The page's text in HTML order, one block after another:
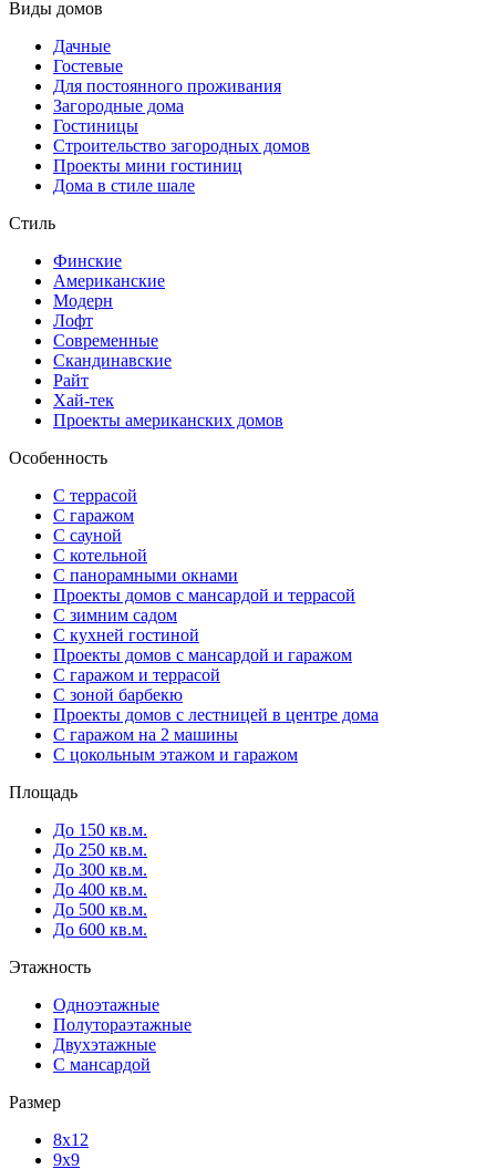
Виды домов
Дачные
Гостевые
Для постоянного проживания
Загородные дома
Гостиницы
Строительство загородных домов
Проекты мини гостиниц
Дома в стиле шале
Стиль
Финские
Американские
Модерн
Лофт
Современные
Скандинавские
Райт
Хай-тек
Проекты американских домов
Особенность
С террасой
С гаражом
С сауной
С котельной
С панорамными окнами
Проекты домов с мансардой и террасой
С зимним садом
С кухней гостиной
Проекты домов с мансардой и гаражом
С гаражом и террасой
С зоной барбекю
Проекты домов с лестницей в центре дома
С гаражом на 2 машины
С цокольным этажом и гаражом
Площадь
До 150 кв.м.
До 250 кв.м.
До 300 кв.м.
До 400 кв.м.
До 500 кв.м.
До 600 кв.м.
Этажность
Одноэтажные
Полутораэтажные
Двухэтажные
С мансардой
Размер
8х12
9х9